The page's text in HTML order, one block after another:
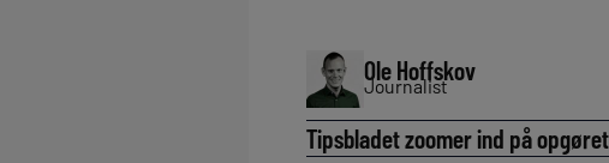
Ole Hoffskov
Journalist
Tipsbladet zoomer ind på